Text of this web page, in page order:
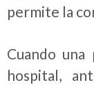
permite la
Cuando
hospital,